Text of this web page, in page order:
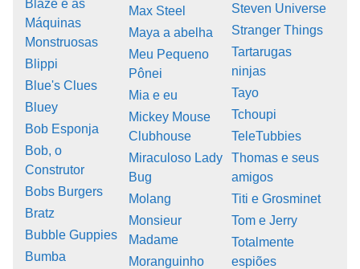
Blaze e as
Máquinas
Monstruosas
Blippi
Blue's Clues
Bluey
Bob Esponja
Bob, o
Construtor
Bobs Burgers
Bratz
Bubble Guppies
Bumba
Max Steel
Maya a abelha
Meu Pequeno
Pônei
Mia e eu
Mickey Mouse
Clubhouse
Miraculoso Lady
Bug
Molang
Monsieur
Madame
Moranguinho
Steven Universe
Stranger Things
Tartarugas
ninjas
Tayo
Tchoupi
TeleTubbies
Thomas e seus
amigos
Titi e Grosminet
Tom e Jerry
Totalmente
espiões